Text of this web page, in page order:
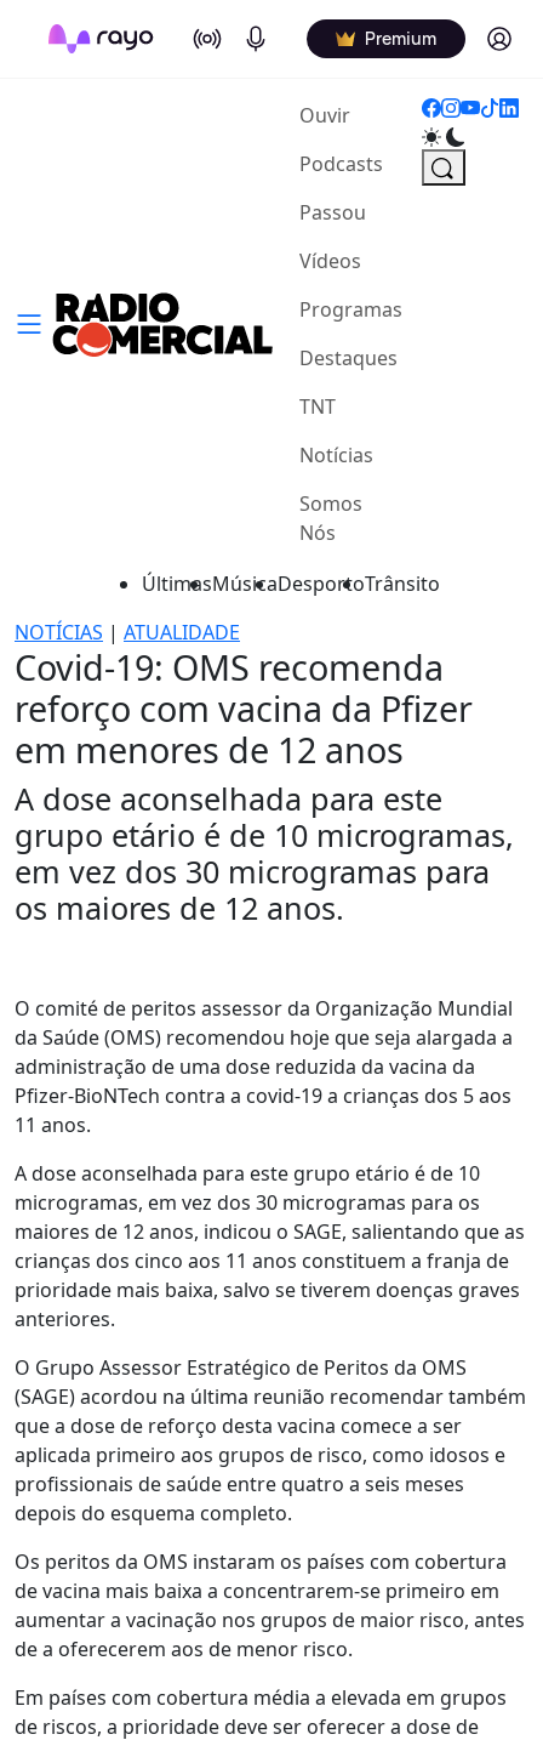
On Air Podcasts Premium Log in
Ouvir(current)
Podcasts
Passou
Vídeos
Programas
Destaques
TNT
Notícias
Somos
Nós
ÚltimasMúsicaDesportoTrânsito
NOTÍCIAS | ATUALIDADE
Covid-19: OMS recomenda
reforço com vacina da Pfizer
em menores de 12 anos
A dose aconselhada para este
grupo etário é de 10 microgramas,
em vez dos 30 microgramas para
os maiores de 12 anos.
O comité de peritos assessor da Organização Mundial
da Saúde (OMS) recomendou hoje que seja alargada a
administração de uma dose reduzida da vacina da
Pfizer-BioNTech contra a covid-19 a crianças dos 5 aos
11 anos.
A dose aconselhada para este grupo etário é de 10
microgramas, em vez dos 30 microgramas para os
maiores de 12 anos, indicou o SAGE, salientando que as
crianças dos cinco aos 11 anos constituem a franja de
prioridade mais baixa, salvo se tiverem doenças graves
anteriores.
O Grupo Assessor Estratégico de Peritos da OMS
(SAGE) acordou na última reunião recomendar também
que a dose de reforço desta vacina comece a ser
aplicada primeiro aos grupos de risco, como idosos e
profissionais de saúde entre quatro a seis meses
depois do esquema completo.
Os peritos da OMS instaram os países com cobertura
de vacina mais baixa a concentrarem-se primeiro em
aumentar a vacinação nos grupos de maior risco, antes
de a oferecerem aos de menor risco.
Em países com cobertura média a elevada em grupos
de riscos, a prioridade deve ser oferecer a dose de